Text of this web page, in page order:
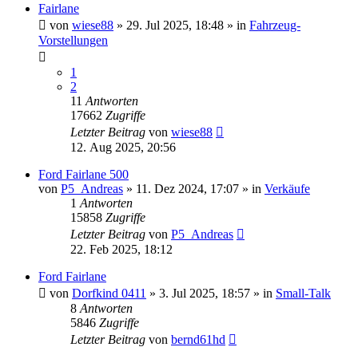
Fairlane
von wiese88 » 29. Jul 2025, 18:48 » in Fahrzeug-
Vorstellungen
1
2
11 Antworten
17662 Zugriffe
Letzter Beitrag von wiese88
12. Aug 2025, 20:56
Ford Fairlane 500
von P5_Andreas » 11. Dez 2024, 17:07 » in Verkäufe
1 Antworten
15858 Zugriffe
Letzter Beitrag von P5_Andreas
22. Feb 2025, 18:12
Ford Fairlane
von Dorfkind 0411 » 3. Jul 2025, 18:57 » in Small-Talk
8 Antworten
5846 Zugriffe
Letzter Beitrag von bernd61hd